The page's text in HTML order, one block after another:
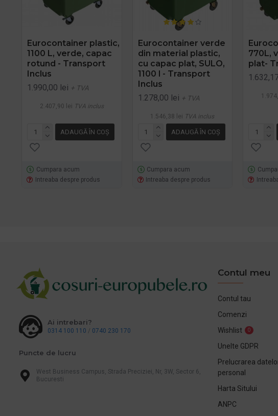
Eurocontainer plastic,
1100 L, verde, capac
rotund - Transport
Inclus
1.990,00 lei + TVA
2.407,90 lei TVA inclus
ADAUGĂ ÎN COŞ
Cumpara acum
Intreaba despre produs
Eurocontainer verde
din material plastic,
cu capac plat, SULO,
1100 l - Transport
Inclus
1.278,00 lei + TVA
1.546,38 lei TVA inclus
ADAUGĂ ÎN COŞ
Cumpara acum
Intreaba despre produs
770L,
plat-
Ai intrebari?
0314 100 110 / 0740 230 170
Puncte de lucru
West Business Campus, Strada Preciziei, Nr, 3W, Sector 6,
Bucuresti
Contul meu
Contul tau
Comenzi
Wishlist
0
Unelte GDPR
Prelucrarea
personal
Harta Sitului
ANPC